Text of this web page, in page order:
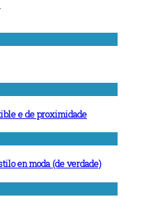
e de proximidade
en moda (de verdade)